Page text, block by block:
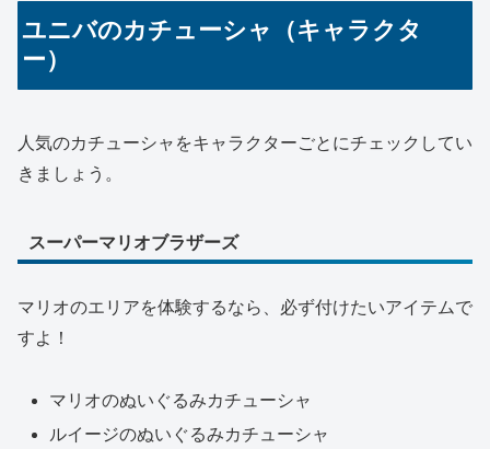
ユニバのカチューシャ（キャラクタ
ー）
人気のカチューシャをキャラクターごとにチェックしてい
きましょう。
スーパーマリオブラザーズ
マリオのエリアを体験するなら、必ず付けたいアイテムで
すよ！
マリオのぬいぐるみカチューシャ
ルイージのぬいぐるみカチューシャ